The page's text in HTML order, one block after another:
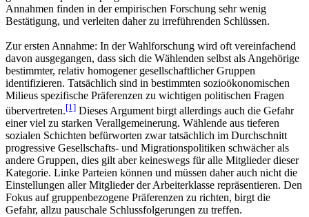
Annahmen finden in der empirischen Forschung sehr wenig
Bestätigung, und verleiten daher zu irreführenden Schlüssen.
Zur ersten Annahme: In der Wahlforschung wird oft vereinfachend
davon ausgegangen, dass sich die Wählenden selbst als Angehörige
bestimmter, relativ homogener gesellschaftlicher Gruppen
identifizieren. Tatsächlich sind in bestimmten sozioökonomischen
Milieus spezifische Präferenzen zu wichtigen politischen Fragen
übervertreten.[1] Dieses Argument birgt allerdings auch die Gefahr
einer viel zu starken Verallgemeinerung. Wählende aus tieferen
sozialen Schichten befürworten zwar tatsächlich im Durchschnitt
progressive Gesellschafts- und Migrationspolitiken schwächer als
andere Gruppen, dies gilt aber keineswegs für alle Mitglieder dieser
Kategorie. Linke Parteien können und müssen daher auch nicht die
Einstellungen aller Mitglieder der Arbeiterklasse repräsentieren. Den
Fokus auf gruppenbezogene Präferenzen zu richten, birgt die
Gefahr, allzu pauschale Schlussfolgerungen zu treffen.